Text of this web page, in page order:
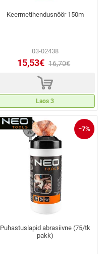
Keermetihendusnöör 150m
03-02438
15,53€ 16,70€
d
Laos 3
−7%
Puhastuslapid abrasiivne (75/tk
pakk)